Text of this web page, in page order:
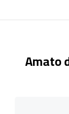
Amato